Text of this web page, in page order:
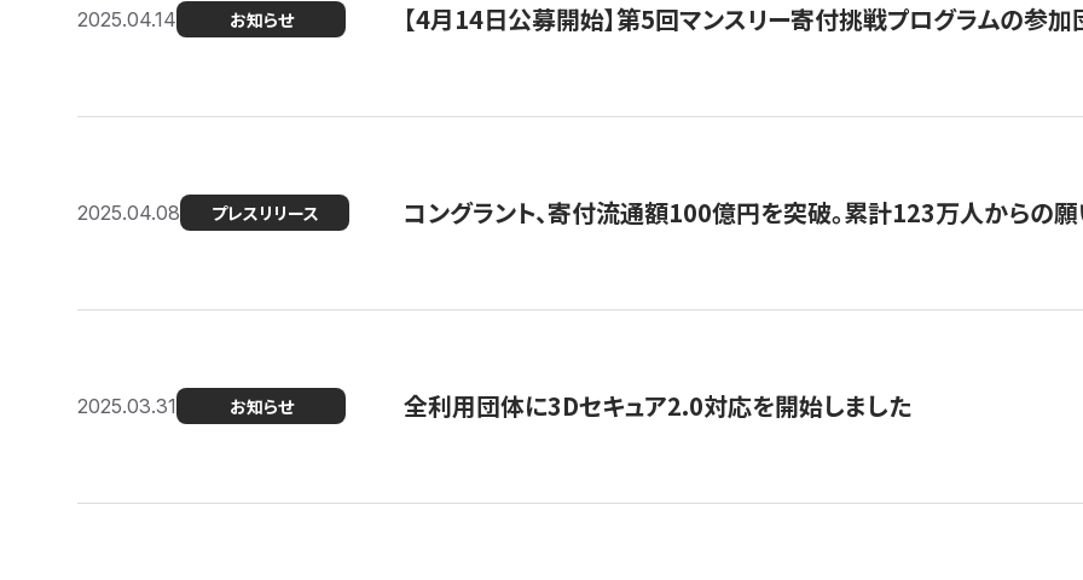
2025.04.14 お知らせ 【4月14日公募開始】第5回マンスリー寄付挑戦プログラムの参
2025.04.08 プレスリリース コングラント、寄付流通額100億円を突破。累計123万人からの
2025.03.31 お知らせ 全利用団体に3Dセキュア2.0対応を開始しました